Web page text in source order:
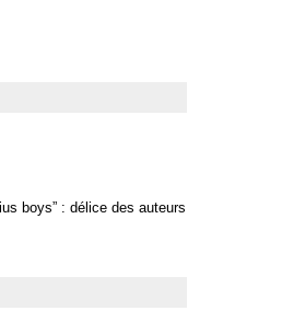
boys” : délice des auteurs